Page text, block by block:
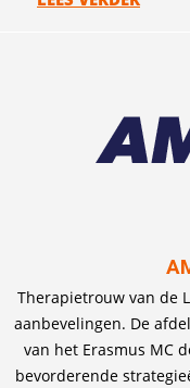
Therapietrouw van de
aanbevelingen. De
van het Erasmus MC
bevorderende